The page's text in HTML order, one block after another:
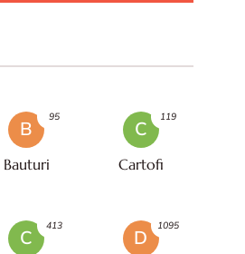
B
Bauturi
95
C
Cartofi
119
C
413
D
1095